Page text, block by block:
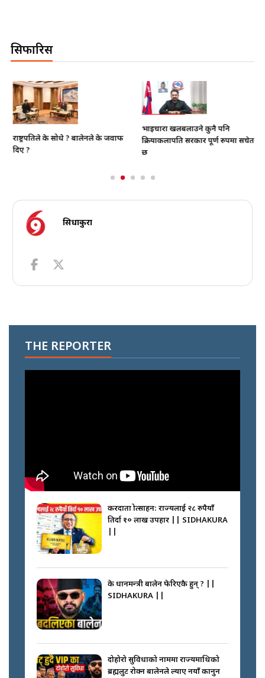
सिफारिस
राष्ट्रपतिले के सोधे ? बालेनले के जवाफ
दिए ?
भाइचारा खलबलाउने कुनै पनि
क्रियाकलापप्रति सरकार पूर्ण रुपमा सचेत
छ
सिधाकुरा
THE REPORTER
करदाता प्रोत्साहन: राज्यलाई २८ रुपैयाँ
तिर्दा १० लाख उपहार || SIDHAKURA
के प्रधानमन्त्री बालेन फेरिएकै हुन् ? ||
SIDHAKURA ||
दोहोरो सुविधाको नाममा राज्यमाथिको
ब्रह्मलुट रोक्न बालेनले ल्याए नयाँ कानुन